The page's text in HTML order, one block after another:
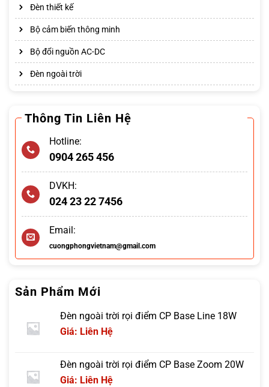
Đèn thiết kế
Bộ cảm biến thông minh
Bộ đổi nguồn AC-DC
Đèn ngoài trời
Thông Tin Liên Hệ
Hotline:
0904 265 456
DVKH:
024 23 22 7456
Email:
cuongphongvietnam@gmail.com
Sản Phẩm Mới
Đèn ngoài trời rọi điểm CP Base Line 18W
Giá: Liên Hệ
Đèn ngoài trời rọi điểm CP Base Zoom 20W
Giá: Liên Hệ